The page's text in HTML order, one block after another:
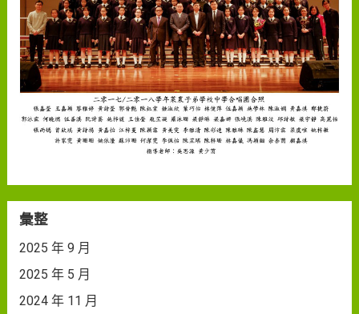
彙整
2025 年 9 月
2025 年 5 月
2024 年 11 月